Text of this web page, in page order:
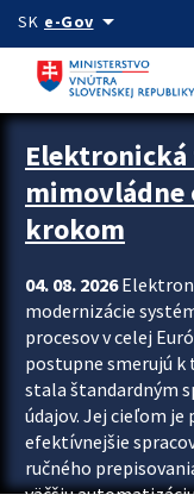
Preskocit na hlavný
SK e-Govarrow_drop_down
Zastavit automatický
mimovládne
krokom
04. 08. 2026
modernizácie
procesov v celej
postupne smerujú
stala štandardným
údajov. Jej cieľom
efektívnejšie
ručného
väčšiu